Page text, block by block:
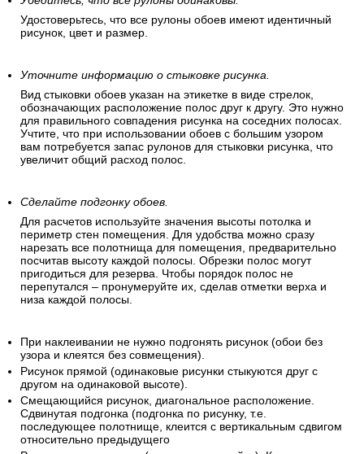
дел.
рисунок, цвет и размер.
Уточните информацию о стыковке рисунка.
Вид стыковки обоев указан на этикетке в виде стрелок,
обозначающих расположение полос друг к другу. Это нужно
для правильного совпадения рисунка на соседних полосах.
увеличит общий расход полос.
Сделайте подгонку обоев.
Для расчетов используйте значения высоты потолка и
периметр стен помещения. Для удобства можно сразу
нарезать все полотнища для помещения, предварительно
посчитав высоту каждой полосы. Обрезки полос могут
низа каждой полосы.
При наклеивании не нужно подгонять рисунок (обои без
узора и клеятся без совмещения).
Рисунок прямой (одинаковые рисунки стыкуются друг с
другом на одинаковой высоте).
Смещающийся рисунок, диагональное расположение.